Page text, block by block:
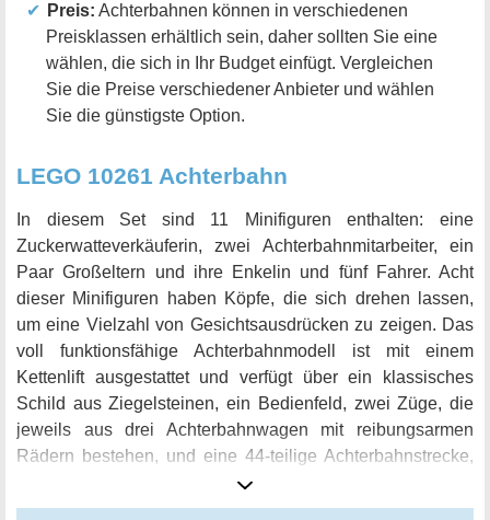
Preis: Achterbahnen können in verschiedenen
Preisklassen erhältlich sein, daher sollten Sie eine
wählen, die sich in Ihr Budget einfügt. Vergleichen
Sie die Preise verschiedener Anbieter und wählen
Sie die günstigste Option.
LEGO 10261 Achterbahn
In diesem Set sind 11 Minifiguren enthalten: eine
Zuckerwatteverkäuferin, zwei Achterbahnmitarbeiter, ein
Paar Großeltern und ihre Enkelin und fünf Fahrer. Acht
dieser Minifiguren haben Köpfe, die sich drehen lassen,
um eine Vielzahl von Gesichtsausdrücken zu zeigen. Das
voll funktionsfähige Achterbahnmodell ist mit einem
Kettenlift ausgestattet und verfügt über ein klassisches
Schild aus Ziegelsteinen, ein Bedienfeld, zwei Züge, die
jeweils aus drei Achterbahnwagen mit reibungsarmen
Rädern bestehen, und eine 44-teilige Achterbahnstrecke,
die aus sieben verschiedenen Streckenabschnitten
besteht.